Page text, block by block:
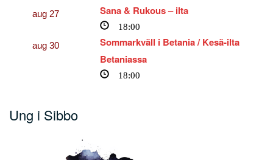
aug 27 Sana & Rukous – ilta
18:00
aug 30
Sommarkväll i Betania / Kesä-ilta
Betaniassa
18:00
Ung i Sibbo